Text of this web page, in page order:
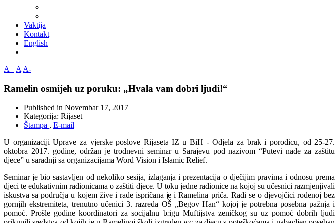
Vaktija
Kontakt
English
A+ A A-
Ramelin osmijeh uz poruku: „Hvala vam dobri ljudi!“
Published in Novembar 17, 2017
Kategorija: Rijaset
Štampa , E-mail
U organizaciji Uprave za vjerske poslove Rijaseta IZ u BiH - Odjela za brak i porodicu, od 25-27.
oktobra 2017. godine, održan je trodnevni seminar u Sarajevu pod nazivom “Putevi nade za zaštitu
djece” u saradnji sa organizacijama Word Vision i Islamic Relief.
Seminar je bio sastavljen od nekoliko sesija, izlaganja i prezentacija o dječijim pravima i odnosu prema
djeci te edukativnim radionicama o zaštiti djece. U toku jedne radionice na kojoj su učesnici razmjenjivali
iskustva sa područja u kojem žive i rade ispričana je i Ramelina priča. Radi se o djevojčici rođenoj bez
gornjih ekstremiteta, trenutno učenici 3. razreda OŠ „Begov Han“ kojoj je potrebna posebna pažnja i
pomoć. Prošle godine koordinatori za socijalnu brigu Muftijstva zeničkog su uz pomoć dobrih ljudi